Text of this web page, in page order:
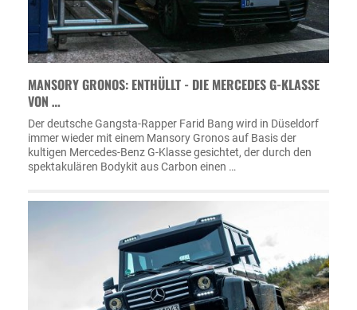
MANSORY GRONOS: ENTHÜLLT - DIE MERCEDES G-KLASSE
VON …
Der deutsche Gangsta-Rapper Farid Bang wird in Düseldorf
immer wieder mit einem Mansory Gronos auf Basis der
kultigen Mercedes-Benz G-Klasse gesichtet, der durch den
spektakulären Bodykit aus Carbon einen …